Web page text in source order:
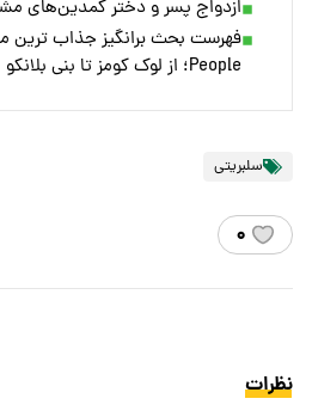
ازدواج پسر و دختر کمدین‌های
People؛ از لوک کومز تا بنی بلانکو
سلبریتی
۰
نظرات